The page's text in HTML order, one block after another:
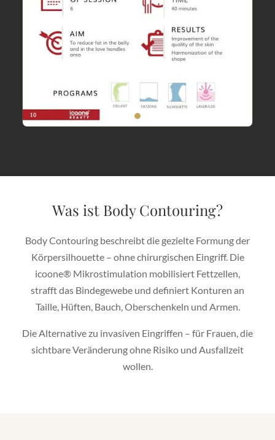
Was ist Body Contouring?
Body Contouring beschreibt die gezielte Formung der
Körpersilhouette – ohne chirurgischen Eingriff. Die
icoone® Mikrostimulation mobilisiert Fettzellen,
strafft das Bindegewebe und definiert Konturen an
Taille, Hüften, Bauch, Oberschenkeln und Armen.
Die Alternative zu invasiven Eingriffen – für Frauen, die
sichtbare Veränderung ohne Risiko und Ausfallzeit
wollen.